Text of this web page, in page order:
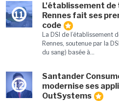
11
L'établissement
Rennes fait ses
code
La DSI de
Rennes, soutenue par la
du sang) basée à...
12
Santander
modernise ses
OutSystems